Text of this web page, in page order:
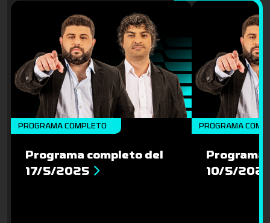
PROGRAMA COMPLETO
Programa completo del
17/5/2025
PROGRAMA
Programa
10/5/